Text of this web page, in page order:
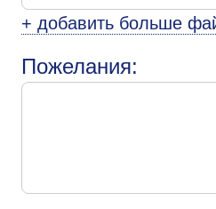
+ добавить больше
Пожелания: